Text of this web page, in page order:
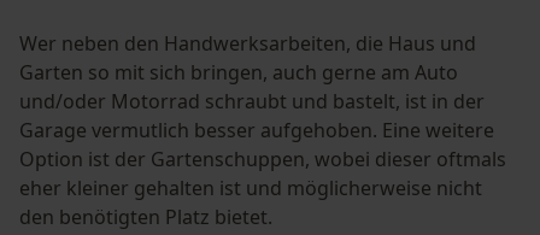
Wer neben den Handwerksarbeiten, die Haus und
Garten so mit sich bringen, auch gerne am Auto
und/oder Motorrad schraubt und bastelt, ist in der
Garage vermutlich besser aufgehoben. Eine weitere
Option ist der Gartenschuppen, wobei dieser oftmals
eher kleiner gehalten ist und möglicherweise nicht
den benötigten Platz bietet.